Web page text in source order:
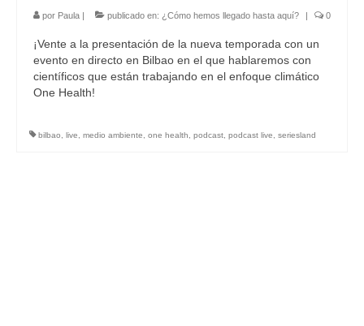
por Paula publicado en: ¿Cómo hemos llegado hasta aquí? 0
¡Vente a la presentación de la nueva temporada con un
evento en directo en Bilbao en el que hablaremos con
científicos que están trabajando en el enfoque climático
One Health!
bilbao, live, medio ambiente, one health, podcast, podcast live, seriesland